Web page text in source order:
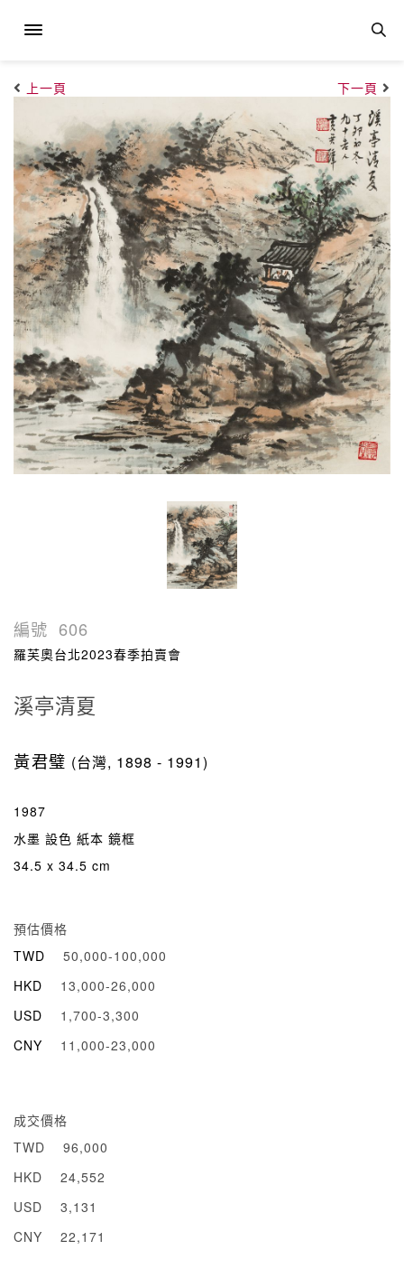
上一頁 下一頁
編號 606
羅芙奧台北2023春季拍賣會
溪亭清夏
黃君璧 (台灣, 1898 - 1991)
1987
水墨 設色 紙本 鏡框
34.5 x 34.5 cm
預估價格
TWD
50,000-100,000
HKD
13,000-26,000
USD
1,700-3,300
CNY
11,000-23,000
成交價格
TWD
96,000
HKD
24,552
USD
3,131
CNY
22,171